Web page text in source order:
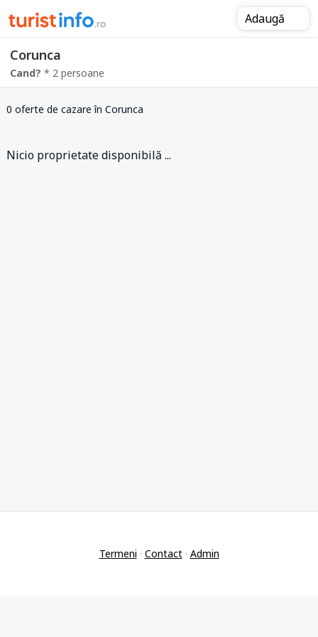
Adaugă
Corunca
Cand? * 2 persoane
0 oferte de cazareîn Corunca
Nicio proprietate disponibilă ...
Termeni · Contact· Admin